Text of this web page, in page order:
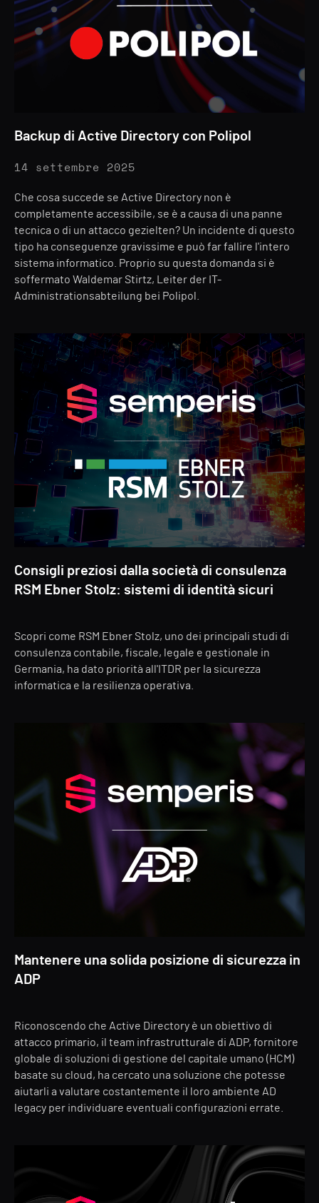
Backup di Active Directory con Polipol
14 settembre 2025
Che cosa succede se Active Directory non è
completamente accessibile, se è a causa di una panne
tecnica o di un attacco gezielten? Un incidente di questo
tipo ha conseguenze gravissime e può far fallire l'intero
sistema informatico. Proprio su questa domanda si è
soffermato Waldemar Stirtz, Leiter der IT-
Administrationsabteilung bei Polipol.
Consigli preziosi dalla società di consulenza
RSM Ebner Stolz: sistemi di identità sicuri
Scopri come RSM Ebner Stolz, uno dei principali studi di
consulenza contabile, fiscale, legale e gestionale in
Germania, ha dato priorità all'ITDR per la sicurezza
informatica e la resilienza operativa.
Mantenere una solida posizione di sicurezza in
ADP
Riconoscendo che Active Directory è un obiettivo di
attacco primario, il team infrastrutturale di ADP, fornitore
globale di soluzioni di gestione del capitale umano (HCM)
basate su cloud, ha cercato una soluzione che potesse
aiutarli a valutare costantemente il loro ambiente AD
legacy per individuare eventuali configurazioni errate.